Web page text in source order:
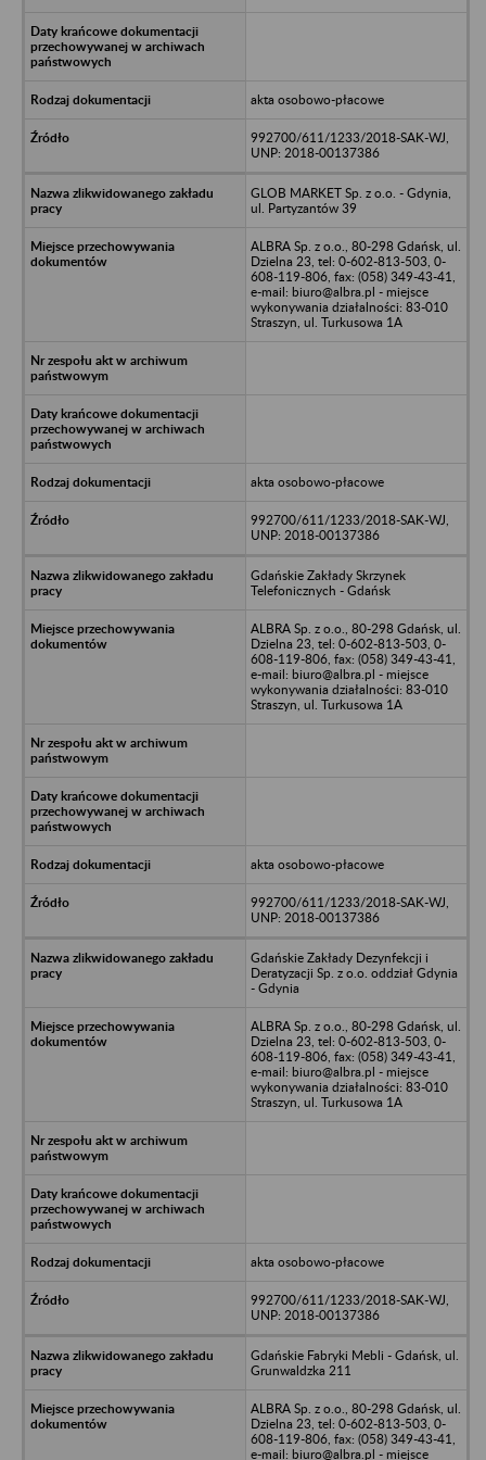
akta osobowo-płacowe
992700/611/1233/2018-SAK-WJ,
UNP: 2018-00137386
GLOB MARKET Sp. z o.o. - Gdynia,
ul. Partyzantów 39
ALBRA Sp. z o.o., 80-298 Gdańsk, ul.
Dzielna 23, tel: 0-602-813-503, 0-
608-119-806, fax: (058) 349-43-41,
e-mail: biuro@albra.pl - miejsce
wykonywania działalności: 83-010
Straszyn, ul. Turkusowa 1A
akta osobowo-płacowe
992700/611/1233/2018-SAK-WJ,
UNP: 2018-00137386
Gdańskie Zakłady Skrzynek
Telefonicznych - Gdańsk
ALBRA Sp. z o.o., 80-298 Gdańsk, ul.
Dzielna 23, tel: 0-602-813-503, 0-
608-119-806, fax: (058) 349-43-41,
e-mail: biuro@albra.pl - miejsce
wykonywania działalności: 83-010
Straszyn, ul. Turkusowa 1A
akta osobowo-płacowe
992700/611/1233/2018-SAK-WJ,
UNP: 2018-00137386
Gdańskie Zakłady Dezynfekcji i
Deratyzacji Sp. z o.o. oddział Gdynia
- Gdynia
ALBRA Sp. z o.o., 80-298 Gdańsk, ul.
Dzielna 23, tel: 0-602-813-503, 0-
608-119-806, fax: (058) 349-43-41,
e-mail: biuro@albra.pl - miejsce
wykonywania działalności: 83-010
Straszyn, ul. Turkusowa 1A
akta osobowo-płacowe
992700/611/1233/2018-SAK-WJ,
UNP: 2018-00137386
Gdańskie Fabryki Mebli - Gdańsk, ul.
Grunwaldzka 211
ALBRA Sp. z o.o., 80-298 Gdańsk, ul.
Dzielna 23, tel: 0-602-813-503, 0-
608-119-806, fax: (058) 349-43-41,
e-mail: biuro@albra.pl - miejsce